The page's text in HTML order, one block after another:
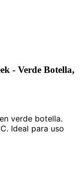
- Verde Botella,
verde botella.
Ideal para uso